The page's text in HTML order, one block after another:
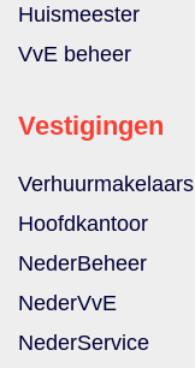
Huismeester
VvE beheer
Vestigingen
Verhuurmakelaars
Hoofdkantoor
NederBeheer
NederVvE
NederService